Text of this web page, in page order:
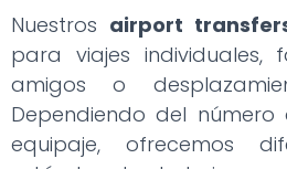
Nuestros airport
para viajes individuales,
amigos o
Dependiendo del
equipaje, ofrecemos